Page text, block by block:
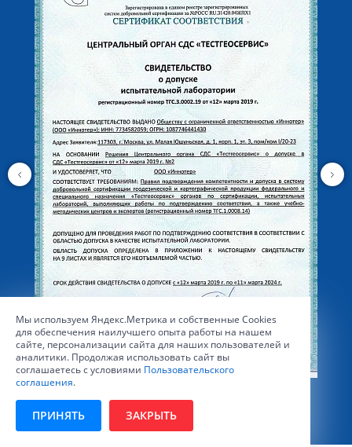
Мы используем Яндекс.Метрика и собственные Сookies
для обеспечения наилучшего опыта работы на нашем
сайте, персонализации сайта для наших пользователей и
аналитики. Продолжая использовать сайт вы
соглашаетесь с условиями Пользовательского
соглашения.
ПРИНЯТЬ ЗАКРЫТЬ